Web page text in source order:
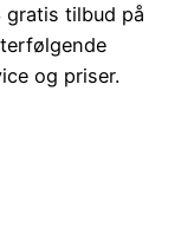
gratis tilbud på
og priser.